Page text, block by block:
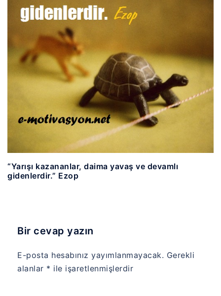
“Yarışı kazananlar, daima yavaş ve devamlı
gidenlerdir.” Ezop
Bir cevap yazın
E-posta hesabınız yayımlanmayacak. Gerekli
alanlar * ile işaretlenmişlerdir